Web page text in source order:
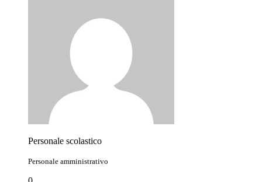
Personale scolastico
Personale amministrativo